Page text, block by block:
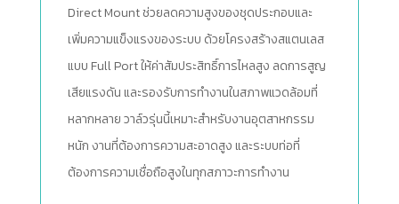
Direct Mount ช่วยลดความสูงของชุดประกอบและ
เพิ่มความแข็งแรงของระบบ ด้วยโครงสร้างสแตนเลส
แบบ Full Port ให้ค่าสัมประสิทธิ์การไหลสูง ลดการสูญ
เสียแรงดัน และรองรับการทำงานในสภาพแวดล้อมที่
หลากหลาย วาล์วรุ่นนี้เหมาะสำหรับงานอุตสาหกรรม
หนัก งานที่ต้องการความสะอาดสูง และระบบท่อที่
ต้องการความเชื่อถือสูงในทุกสภาวะการทำงาน